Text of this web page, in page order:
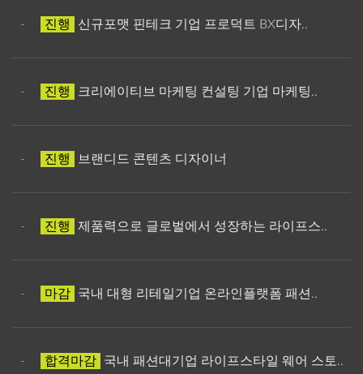
- 진행 신규포맷 핀테크 기업 프로덕트 BX디자..
- 진행 크리에이티브 마케팅 컨설팅 기업 마케팅..
- 진행 브랜디드 콘텐츠 디자이너
- 진행 제품력으로 글로벌에서 성장하는 라이프스..
- 마감 국내 대형 리테일기업 온라인플랫폼 패션..
- 합격마감 국내 패션대기업 라이프스타일 웨어 스토..